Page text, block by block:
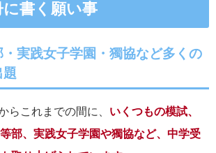
書く願い事
実践女子学園・獨協など多くの
題
らこれまでの間に、 いくつもの模試、
部、実践女子学園や獨協など、中学受